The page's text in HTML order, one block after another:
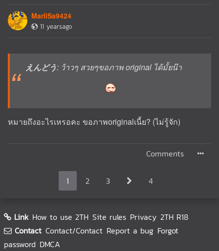
MarliSa9424
11 yearsago
えんどう: ว้าวๆ สวยๆขอภาพ original ได้มั้ยน๊า
หมายถึงอะไรเหรอคะ ขอภาพoriginalเนี้ย? (ไม่รู้จัก)
Comments
1 2 3 4
Link How to use 2TH Site rules Privacy 2TH R18
Contact Contact/Contact Report a bug Forgot
password DMCA